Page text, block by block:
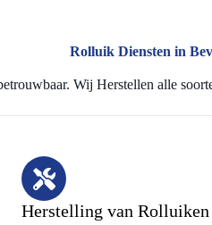
Rolluik Diensten in
Wij Herstellen alle
Herstelling van Rolluiken